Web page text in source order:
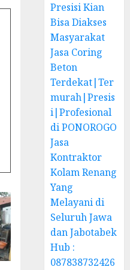
Presisi Kian
Bisa Diakses
Masyarakat
Jasa Coring
Beton
Terdekat|Ter
murah|Presis
i|Profesional
di PONOROGO
Jasa
Kontraktor
Kolam Renang
Yang
Melayani di
Seluruh Jawa
dan Jabotabek
Hub :
087838732426